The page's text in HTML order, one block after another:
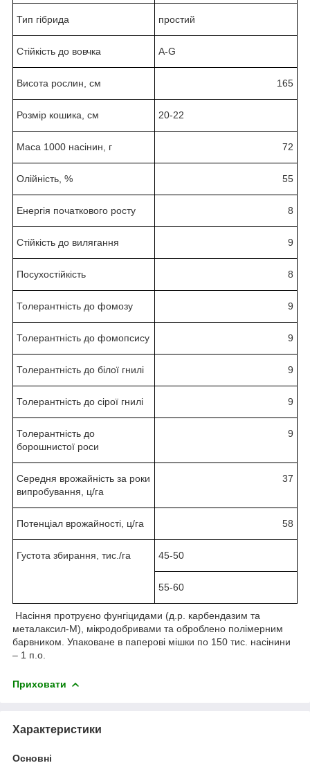
Тип гібрида простий
Стійкість до вовчка A-G
Висота рослин, см 165
Розмір кошика, см 20-22
Маса 1000 насінин, г 72
Олійність, % 55
Енергія початкового росту 8
Стійкість до вилягання 9
Посухостійкість 8
Толерантність до фомозу 9
Толерантність до фомопсису 9
Толерантність до білої гнилі 9
Толерантність до сірої гнилі 9
Толерантність до
борошнистої роси
9
Середня врожайність за роки
випробування, ц/га
37
Потенціал врожайності, ц/га 58
Густота збирання, тис./га 45-50
55-60
Насіння протруєно фунгіцидами (д.р. карбендазим та
металаксил-М), мікродобривами та оброблено полімерним
барвником. Упаковане в паперові мішки по 150 тис. насінини
– 1 п.о.
Приховати
Характеристики
Основні